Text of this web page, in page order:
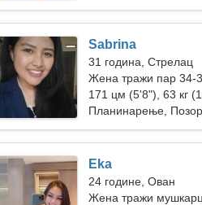
Sabrina
31 година, Стрелац
Жена тражи пар 34-
171 цм (5'8"), 63 кг
Планинарење,
Eka
24 године, Ован
Жена тражи